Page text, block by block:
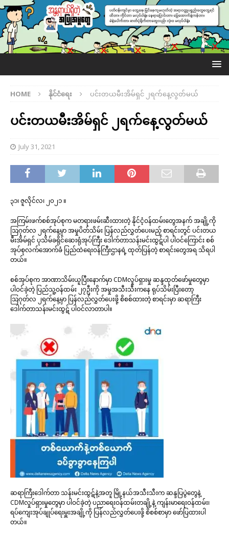
HOME နိုင်ငံရေး ပင်းတယမီးအိမ်ရှင် ၂ရက်နေ့လွတ်မယ်
ပင်းတယမီးအိမ်ရှင် ၂ရက်နေ့လွတ်မယ်
July 31, 2021
၃၁၊ ဇူလိုင်လ၊ ၂၀၂၁ ။
အကြမ်းဖက်စစ်အုပ်စုက မတရားဖမ်းဆီးထားတဲ့ နိုင်ငံ့ဝန်ထမ်းတွေအနက် အချို့ကို
ဩဂုတ်လ ၂ရက်နေ့မှာ အမှုပိတ်သိမ်း ပြန်လည်လွှတ်ပေးမည့် စာရင်းတွင် ပင်းတယ
မီးအိမ်ရှင် ပုသိမ်ခရိုင်ဆေးရုံအုပ်ကြီး ဒေါက်တာသန်းမင်းထွဋ်ပါ ပါဝင်ကြောင်း စစ်
အုပ်စုလက်အောက်ခံ ပြည်ထဲရေးဝန်ကြီးဌာနရဲ့ ထုတ်ပြန်တဲ့ စာရင်းတွေအရ သိရပါ
တယ်။
စစ်အုပ်စုက အာဏာသိမ်းယူပြီးနောက်မှာ CDMလှုပ်ရှားမှု ဆန္ဒထုတ်ဖော်မှုတွေမှာ
ပါဝင်ခဲ့တဲ့ ပြည်သူ့ဝန်ထမ်း ၂၇ဦးကို အမှုအသီးသီးကနေ ရုပ်သိမ်းပြီးတော့
ဩဂုတ်လ ၂ရက်နေ့မှာ ပြန်လည်လွှတ်ပေးဖို့ စိစစ်ထားတဲ့ စာရင်းမှာ ဆရာကြီး
ဒေါက်တာသန်းမင်းထွဋ် ပါဝင်လာတာပါ။
ဆရာကြီးဒေါက်တာ သန်းမင်းထွဋ်နဲ့အတူ မြို့နယ်အသီးသီးက ဆန္ဒပြပွဲတွေနဲ့
CDMလှုပ်ရှားမှုတွေမှာ ပါဝင်ခဲ့တဲ့ ပညာရေးဝန်ထမ်းတချို့နဲ့ ကျန်းမာရေးဝန်ထမ်း၊
ရပ်ကျေးအုပ်ချုပ်ရေးမှူးအချို့ကို ပြန်လည်လွှတ်ပေးဖို့ စိစစ်စာမှာ ဖော်ပြထားပါ
တယ်။